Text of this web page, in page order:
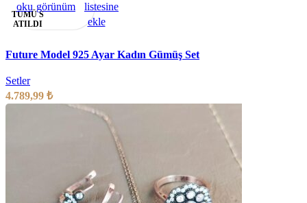
TÜMÜ S
ATILDI
oku görünüm
listesine
ekle
Future Model 925 Ayar Kadın Gümüş Set
Setler
4.789,99 ₺